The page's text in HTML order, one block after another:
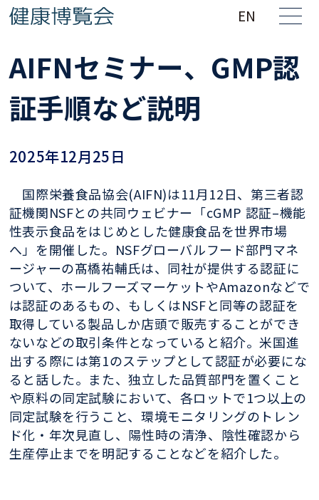
EN
AIFNセミナー、GMP認
証手順など説明
2025年12月25日
国際栄養食品協会(AIFN)は11月12日、第三者認
証機関NSFとの共同ウェビナー「cGMP 認証–機能
性表示食品をはじめとした健康食品を世界市場
へ」を開催した。NSFグローバルフード部門マネ
ージャーの髙橋祐輔氏は、同社が提供する認証に
ついて、ホールフーズマーケットやAmazonなどで
は認証のあるもの、もしくはNSFと同等の認証を
取得している製品しか店頭で販売することができ
ないなどの取引条件となっていると紹介。米国進
出する際には第1のステップとして認証が必要にな
ると話した。また、独立した品質部門を置くこと
や原料の同定試験において、各ロットで1つ以上の
同定試験を行うこと、環境モニタリングのトレン
ド化・年次見直し、陽性時の清浄、陰性確認から
生産停止までを明記することなどを紹介した。